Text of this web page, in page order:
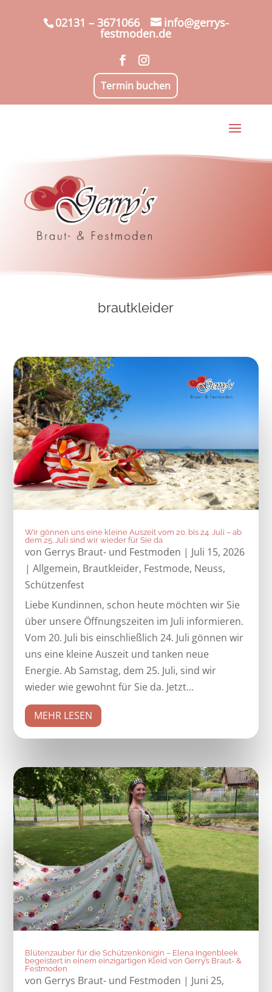
02131 – 3671066 info@gerrys-
festmoden.de
Termin buchen
brautkleider
Wir gönnen uns eine kleine Auszeit vom 20. bis 24. Juli – ab
dem 25. Juli sind wir wieder für Sie da
von Gerrys Braut- und Festmoden | Juli 15, 2026
|Allgemein, Brautkleider, Festmode, Neuss,
Schützenfest
Liebe Kundinnen, schon heute möchten wir Sie
über unsere Öffnungszeiten im Juli informieren.
Vom 20. Juli bis einschließlich 24. Juli gönnen wir
uns eine kleine Auszeit und tanken neue
Energie. Ab Samstag, dem 25. Juli, sind wir
wieder wie gewohnt für Sie da. Jetzt...
MEHR LESEN
Blütenzauber für die Schützenkönigin – Elena Ingenbleek
begeistert in einem einzigartigen Kleid von Gerry’s Braut- &
Festmoden
von Gerrys Braut- und Festmoden | Juni 25,